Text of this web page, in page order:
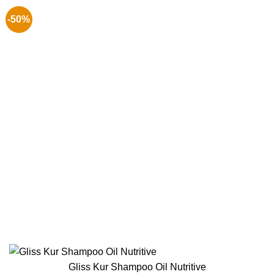
-50%
Gliss Kur Shampoo Oil Nutritive